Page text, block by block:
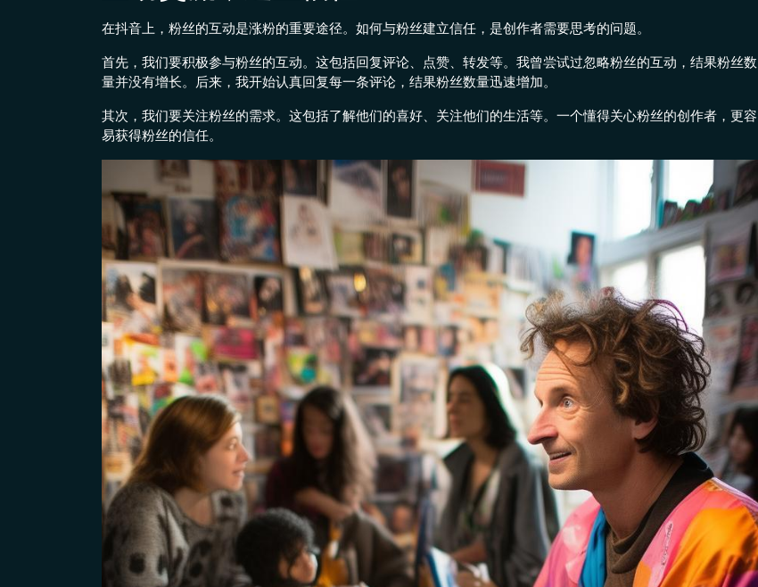
在抖音上，粉丝的互动是涨粉的重要途径。如何与粉丝建立信任，是创作者需要思考的问题。
首先，我们要积极参与粉丝的互动。这包括回复评论、点赞、转发等。我曾尝试过忽略粉丝的互动，结果粉丝数
量并没有增长。后来，我开始认真回复每一条评论，结果粉丝数量迅速增加。
其次，我们要关注粉丝的需求。这包括了解他们的喜好、关注他们的生活等。一个懂得关心粉丝的创作者，更容
易获得粉丝的信任。